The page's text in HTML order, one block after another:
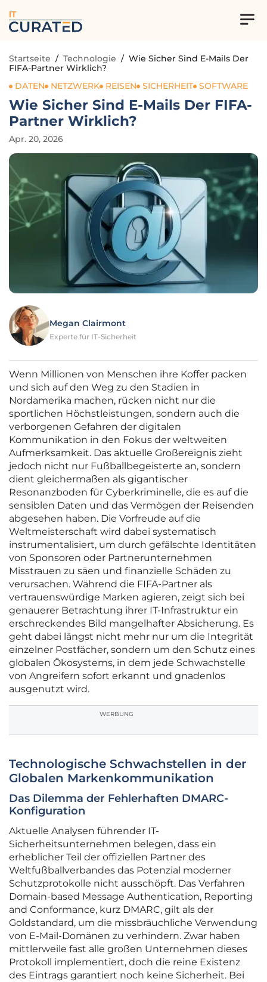
IT
Startseite / Technologie / Wie Sicher Sind E-Mails Der
FIFA-Partner Wirklich?
DATEN
NETZWERK REISEN SICHERHEIT SOFTWARE
Wie Sicher Sind E-Mails Der FIFA-
Partner Wirklich?
Apr. 20, 2026
Megan Clairmont
Experte für IT-Sicherheit
Wenn Millionen von Menschen ihre Koffer packen
und sich auf den Weg zu den Stadien in
Nordamerika machen, rücken nicht nur die
sportlichen Höchstleistungen, sondern auch die
verborgenen Gefahren der digitalen
Kommunikation in den Fokus der weltweiten
Aufmerksamkeit. Das aktuelle Großereignis zieht
jedoch nicht nur Fußballbegeisterte an, sondern
dient gleichermaßen als gigantischer
Resonanzboden für Cyberkriminelle, die es auf die
sensiblen Daten und das Vermögen der Reisenden
abgesehen haben. Die Vorfreude auf die
Weltmeisterschaft wird dabei systematisch
instrumentalisiert, um durch gefälschte Identitäten
von Sponsoren oder Partnerunternehmen
Misstrauen zu säen und finanzielle Schäden zu
verursachen. Während die FIFA-Partner als
vertrauenswürdige Marken agieren, zeigt sich bei
genauerer Betrachtung ihrer IT-Infrastruktur ein
erschreckendes Bild mangelhafter Absicherung. Es
geht dabei längst nicht mehr nur um die Integrität
einzelner Postfächer, sondern um den Schutz eines
globalen Ökosystems, in dem jede Schwachstelle
von Angreifern sofort erkannt und gnadenlos
ausgenutzt wird.
WERBUNG
Technologische Schwachstellen in der
Globalen Markenkommunikation
Das Dilemma der Fehlerhaften DMARC-
Konfiguration
Aktuelle Analysen führender IT-
Sicherheitsunternehmen belegen, dass ein
erheblicher Teil der offiziellen Partner des
Weltfußballverbandes das Potenzial moderner
Schutzprotokolle nicht ausschöpft. Das Verfahren
Domain-based Message Authentication, Reporting
and Conformance, kurz DMARC, gilt als der
Goldstandard, um die missbräuchliche Verwendung
von E-Mail-Domänen zu verhindern. Zwar haben
mittlerweile fast alle großen Unternehmen dieses
Protokoll implementiert, doch die reine Existenz
des Eintrags garantiert noch keine Sicherheit. Bei